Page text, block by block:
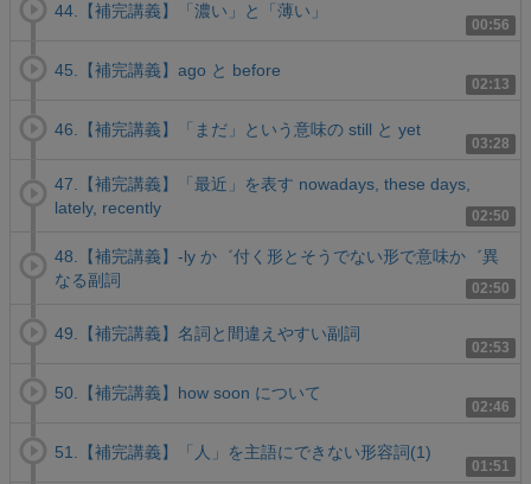
00:56
44.【補完講義】「濃い」と「薄い」
02:13
45.【補完講義】ago と before
03:28
46.【補完講義】「まだ」という意味の still と yet
02:50
47.【補完講義】「最近」を表す nowadays, these days,
lately, recently
02:50
48.【補完講義】-ly か゛付く形とそうでない形で意味か゛異
なる副詞
02:53
49.【補完講義】名詞と間違えやすい副詞
02:46
50.【補完講義】how soon について
01:51
51.【補完講義】「人」を主語にできない形容詞(1)